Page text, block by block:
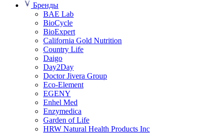
Бренды
BAE Lab
BioCycle
BioExpert
California Gold Nutrition
Country Life
Daigo
Day2Day
Doctor Jivera Group
Eco-Element
EGENY
Enhel Med
Enzymedica
Garden of Life
HRW Natural Health Products Inc